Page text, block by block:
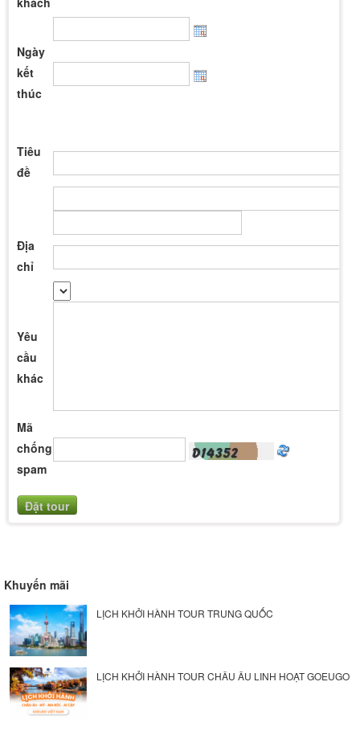
Ngày
kết
thúc
Tiêu
đề
Địa
chỉ
Yêu
cầu
khác
Mã
chống
spam
Khuyến mãi
LỊCH KHỞI HÀNH TOUR TRUNG QUỐC
LỊCH KHỞI HÀNH TOUR CHÂU ÂU LINH HOẠT GOEUGO